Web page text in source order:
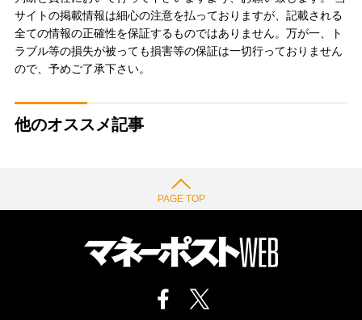
サイトの掲載情報は細心の注意を払っておりますが、記載される
全ての情報の正確性を保証するものではありません。万が一、ト
ラブル等の損失が被っても損害等の保証は一切行っておりません
ので、予めご了承下さい。
他のオススメ記事
PAGE TOP